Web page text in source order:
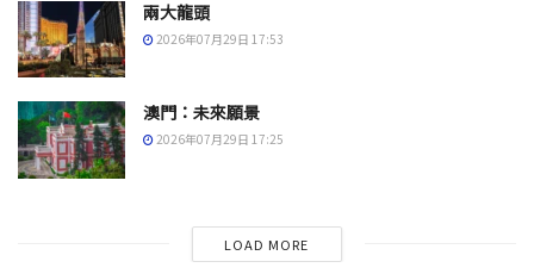
兩大龍頭
2026年07月29日 17:53
澳門：未來願景
2026年07月29日 17:25
LOAD MORE